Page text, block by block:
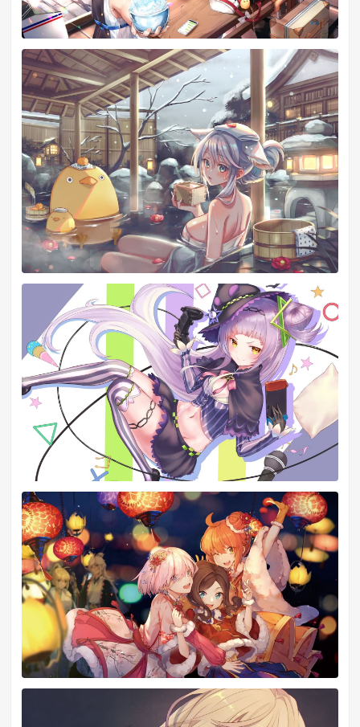
いつか失い奪われて消える宿命でも
终有一天我的宿命会被夺走
それは忘れられろことなく 此処にある
那是不可能忘记事 就在此处啊
求め探して彷徨ってやがて歌われて
渴求着寻找着徘徊着 然后被诗人传唱
幾千幾万幾億の旋律となる
成了几千数亿的旋律
いつか失い奪われて消える宿命でも
终有一天我的命运也会被夺走
それは忘れられろことなき 物語
这是无法忘记的故事